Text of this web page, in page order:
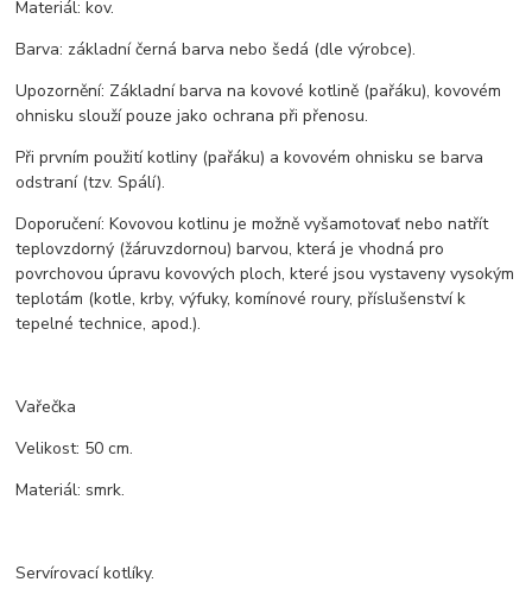
Materiál: kov.
Barva: základní černá barva nebo šedá (dle výrobce).
Upozornění: Základní barva na kovové kotlině (pařáku), kovovém
ohnisku slouží pouze jako ochrana při přenosu.
Při prvním použití kotliny (pařáku) a kovovém ohnisku se barva
odstraní (tzv. Spálí).
Doporučení: Kovovou kotlinu je možně vyšamotovať nebo natřít
teplovzdorný (žáruvzdornou) barvou, která je vhodná pro
povrchovou úpravu kovových ploch, které jsou vystaveny vysokým
teplotám (kotle, krby, výfuky, komínové roury, příslušenství k
tepelné technice, apod.).
Vařečka
Velikost: 50 cm.
Materiál: smrk.
Servírovací kotlíky.